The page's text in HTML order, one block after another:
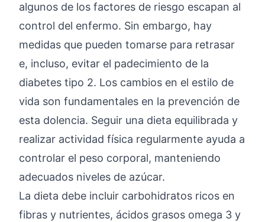
algunos de los factores de riesgo escapan al
control del enfermo. Sin embargo, hay
medidas que pueden tomarse para retrasar
e, incluso, evitar el padecimiento de la
diabetes tipo 2. Los cambios en el estilo de
vida son fundamentales en la prevención de
esta dolencia. Seguir una dieta equilibrada y
realizar actividad física regularmente ayuda a
controlar el peso corporal, manteniendo
adecuados niveles de azúcar.
La dieta debe incluir carbohidratos ricos en
fibras y nutrientes, ácidos grasos omega 3 y